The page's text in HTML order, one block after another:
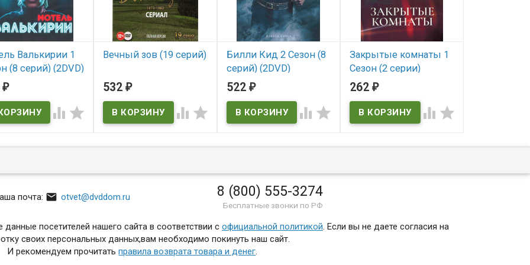
Валькирии 1
(8 серий) (2DVD)
Man)
Man
₽
 
Вечный зов (19 серий)
532₽
 
Билли Кид 2 Сезон (8
серий) (2DVD)
В наличии
522 ₽
 
Закрытые комнаты 1
Сезон (2 серии)
В наличии
262₽
 
почта:  otvet@dvddom.ru 8 (800) 555-3274
Бесплатные звонки по РФ
посетителей нашего сайта в соответствии с официальной политикой . Если вы не даете согласия на
своих персональных данных,вам необходимо покинуть наш сайт.
И рекомендуем прочитатьправила возврата товара и денег